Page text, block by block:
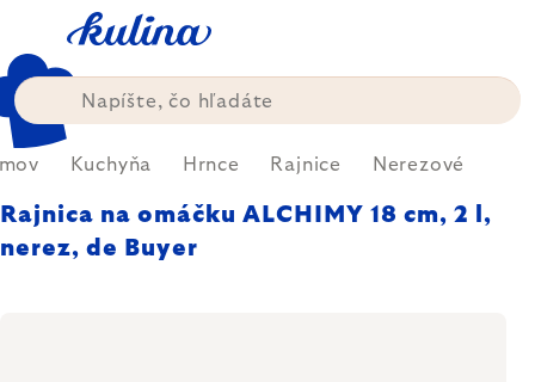
obsah
Kuchyňa Hrnce Rajnice Nerezové
Rajnica na omáčku ALCHIMY 18 cm, 2 l,
nerez, de Buyer